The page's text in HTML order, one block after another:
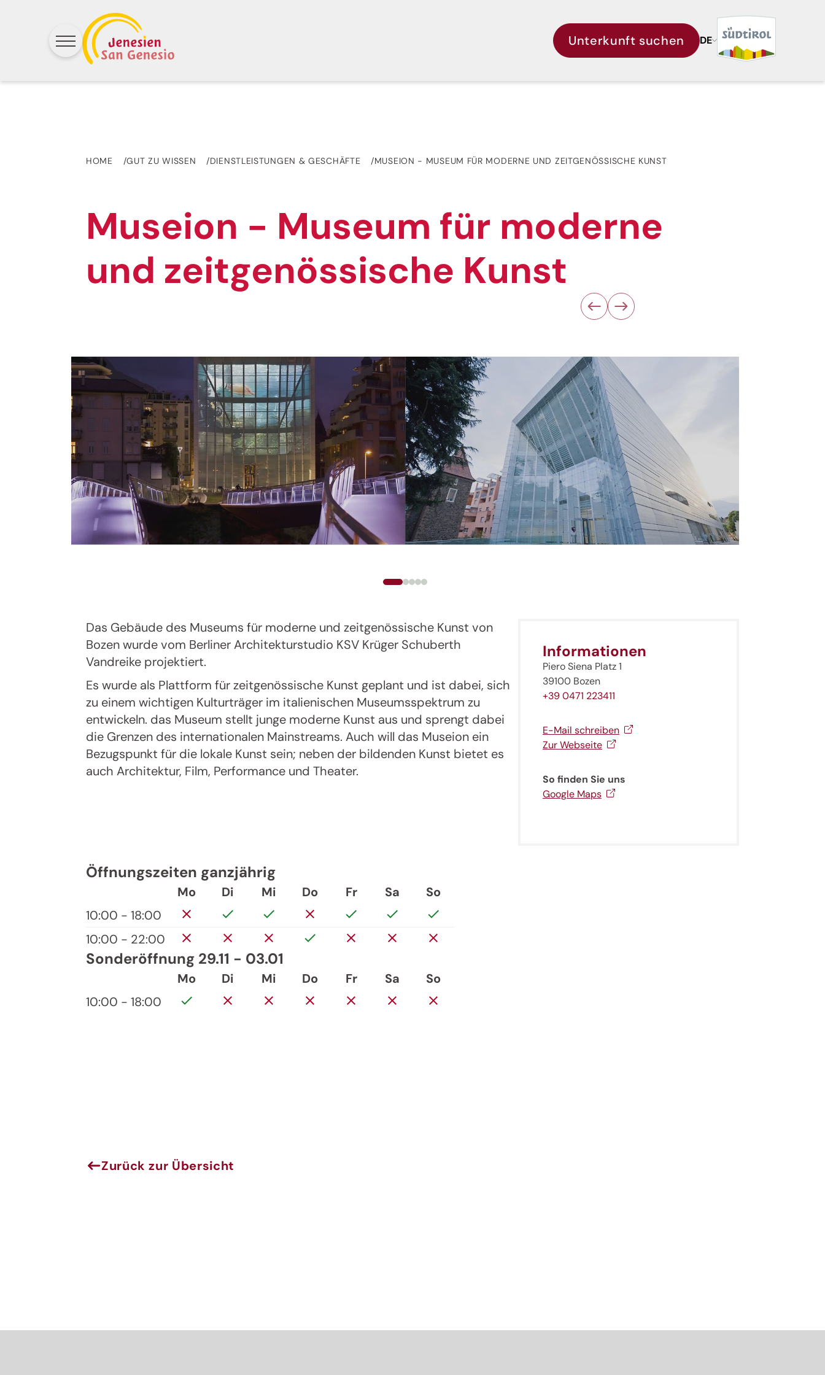
Unterkunft suchen DE
HOME GUT ZU WISSEN DIENSTLEISTUNGEN & GESCHÄFTE MUSEION - MUSEUM FÜR MODERNE UND ZEITGENÖSSISCHE KUNST
Museion - Museum für moderne
und zeitgenössische Kunst
Das Gebäude des Museums für moderne und zeitgenössische Kunst von
Bozen wurde vom Berliner Architekturstudio KSV Krüger Schuberth
Vandreike projektiert.
Es wurde als Plattform für zeitgenössische Kunst geplant und ist dabei, sich
zu einem wichtigen Kulturträger im italienischen Museumsspektrum zu
entwickeln. das Museum stellt junge moderne Kunst aus und sprengt dabei
die Grenzen des internationalen Mainstreams. Auch will das Museion ein
Bezugspunkt für die lokale Kunst sein; neben der bildenden Kunst bietet es
auch Architektur, Film, Performance und Theater.
Öffnungszeiten ganzjährig
Mo Di Mi Do Fr Sa
So
10:00 - 18:00
10:00 - 22:00
Sonderöffnung 29.11 - 03.01
Mo Di Mi Do Fr Sa
So
10:00 - 18:00
Informationen
Piero Siena Platz 1
39100 Bozen
+39 0471 223411
E-Mail schreiben
Zur Webseite
So finden Sie uns
Google Maps
Zurück zur Übersicht